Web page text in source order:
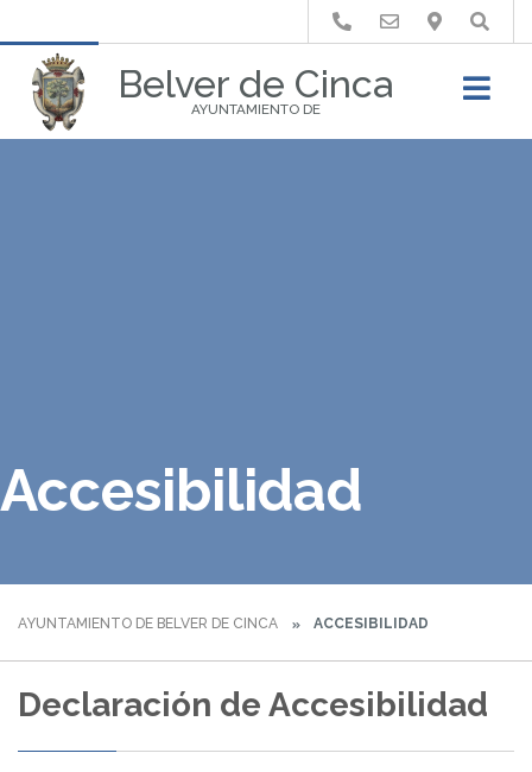
Belver de Cinca
AYUNTAMIENTO DE
Buscar
Accesibilidad
AYUNTAMIENTO DE BELVER DE CINCA ACCESIBILIDAD
Declaración de Accesibilidad